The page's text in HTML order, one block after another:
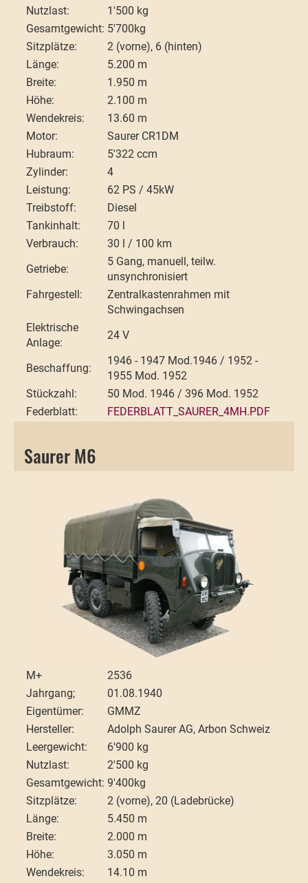
Nutzlast:
1'500 kg
Gesamtgewicht: 5'700kg
Sitzplätze:
2 (vorne), 6 (hinten)
Länge:
5.200 m
Breite:
1.950 m
Höhe:
2.100 m
Wendekreis:
13.60 m
Motor:
Saurer CR1DM
Hubraum:
5'322 ccm
Zylinder:
4
Leistung:
62 PS / 45kW
Treibstoff:
Diesel
Tankinhalt:
70 l
Verbrauch:
30 l / 100 km
Getriebe:
5 Gang, manuell, teilw.
unsynchronisiert
Fahrgestell:
Zentralkastenrahmen mit
Schwingachsen
Elektrische
Anlage:
24 V
Beschaffung:
1946 - 1947 Mod.1946 / 1952 -
1955 Mod. 1952
Stückzahl:
50 Mod. 1946 / 396 Mod. 1952
Federblatt:
FEDERBLATT_SAURER_4MH.PDF
Saurer M6
M+
2536
Jahrgang;
01.08.1940
Eigentümer:
GMMZ
Hersteller:
Adolph Saurer AG, Arbon Schweiz
Leergewicht:
6'900 kg
Nutzlast:
2'500 kg
Gesamtgewicht: 9'400kg
Sitzplätze:
2 (vorne), 20 (Ladebrücke)
Länge:
5.450 m
Breite:
2.000 m
Höhe:
3.050 m
Wendekreis:
14.10 m